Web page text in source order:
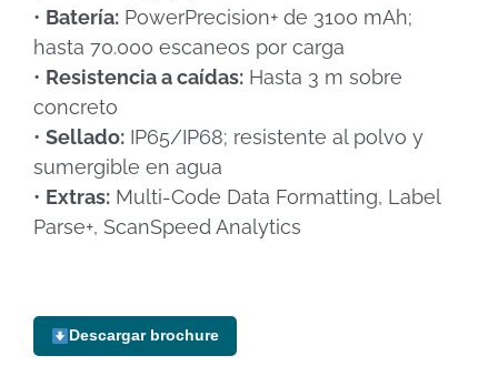
• Batería: PowerPrecision+ de 3100 mAh;
hasta 70.000 escaneos por carga
• Resistencia a caídas: Hasta 3 m sobre
concreto
• Sellado: IP65/IP68; resistente al polvo y
sumergible en agua
• Extras: Multi-Code Data Formatting, Label
Parse+, ScanSpeed Analytics
Descargar brochure